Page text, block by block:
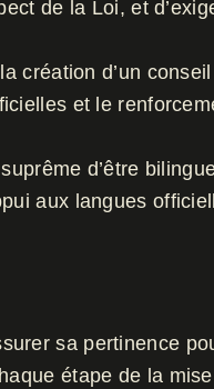
de la Loi, et
création d’un
et le
d’être
aux langues
sa pertinence
étape de la